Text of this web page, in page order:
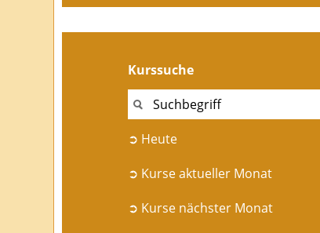
Kurssuche
➲ Heute
➲ Kurse aktueller Monat
➲ Kurse nächster Monat